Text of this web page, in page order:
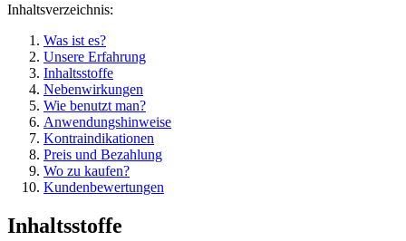
Inhaltsverzeichnis:
Was ist es?
Unsere Erfahrung
Inhaltsstoffe
Nebenwirkungen
Wie benutzt man?
Anwendungshinweise
Kontraindikationen
Preis und Bezahlung
Wo zu kaufen?
Kundenbewertungen
Inhaltsstoffe